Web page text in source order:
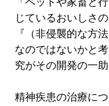
じているおいしさ
『（非侵襲的な方
なのではないかと
究がその開発の一
精神疾患の治療に